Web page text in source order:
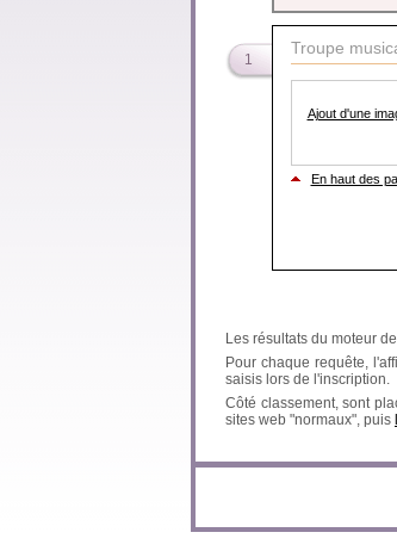
1
Troupe
Ajout d'une
En haut des
Les résultats du moteur
Pour chaque requête,
saisis lors de l'inscription.
Côté classement, sont
sites web "normaux", puis